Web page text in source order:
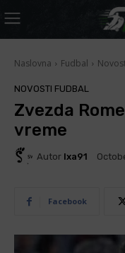
Naslovna Fudbal
NOVOSTI FUDBAL
Zvezda
vreme
Autor Ixa91
Facebook